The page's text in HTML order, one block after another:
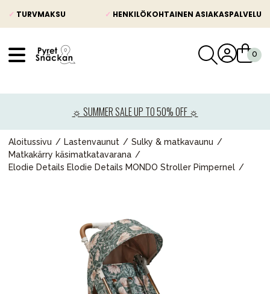
✓ TURVMAKSU ✓ HENKILÖKOHTAINEN ASIAKASPALVELU
☼ SUMMER SALE UP TO 50% OFF ☼
Aloitussivu Lastenvaunut
Sulky & matkavaunu
Matkakärry käsimatkatavarana
Elodie Details Elodie Details MONDO Stroller Pimpernel
Lastenvaunut
Lasten turvaistuimet
Vauvan paketti
Äiti & Isä
Huonekalut & vuodevaatteet
Tarvikkeet